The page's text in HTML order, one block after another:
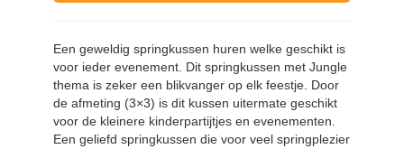
Een geweldig springkussen huren welke geschikt is
voor ieder evenement. Dit springkussen met Jungle
thema is zeker een blikvanger op elk feestje. Door
de afmeting (3×3) is dit kussen uitermate geschikt
voor de kleinere kinderpartijtjes en evenementen.
Een geliefd springkussen die voor veel springplezier